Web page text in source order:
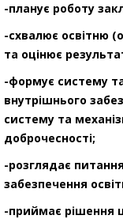
-планує роботу
-схвалює освітню
та оцінює
-формує систему
внутрішнього
систему та
доброчесності;
-розглядає
забезпечення
-приймає рішення